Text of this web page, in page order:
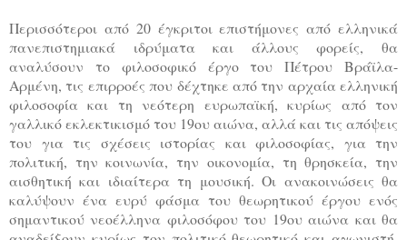
Περισσότεροι από 20 έγκριτοι επιστήμονες από ελληνικά
πανεπιστημιακά ιδρύματα και άλλους φορείς, θα
αναλύσουν το φιλοσοφικό έργο του Πέτρου Βράϊλα-
Αρμένη, τις επιρροές που δέχτηκε από την αρχαία ελληνική
φιλοσοφία και τη νεότερη ευρωπαϊκή, κυρίως από τον
γαλλικό εκλεκτικισμό του 19ου αιώνα, αλλά και τις απόψεις
του για τις σχέσεις ιστορίας και φιλοσοφίας, για την
πολιτική, την κοινωνία, την οικονομία, τη θρησκεία, την
αισθητική και ιδιαίτερα τη μουσική. Oι ανακοινώσεις θα
καλύψουν ένα ευρύ φάσμα του θεωρητικού έργου ενός
σημαντικού νεοέλληνα φιλοσόφου του 19ου αιώνα και θα